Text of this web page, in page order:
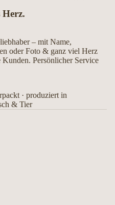
– mit Name,
oder Foto & ganz viel Herz
Persönlicher Service
· produziert in
& Tier